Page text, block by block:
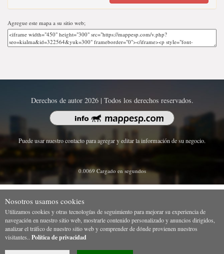
Agregue este mapa a su sitio web;
Derechos de autor 2026 | Todos los derechos reservados.
Puede usar nuestro contacto para agregar y editar la información de su negocio.
0.0069 Cargado en segundos
Nosotros usamos cookies
Utilizamos cookies y otras tecnologías de seguimiento para mejorar su experiencia de
navegación en nuestro sitio web, mostrarle contenido personalizado y anuncios dirigidos,
analizar el tráfico de nuestro sitio web y comprender de dónde provienen nuestros
visitantes.. Política de privacidad